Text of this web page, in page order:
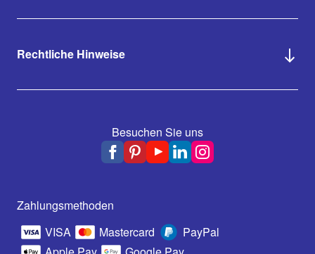
Rechtliche Hinweise
Besuchen Sie uns
Zahlungsmethoden
VISA
Mastercard
PayPal